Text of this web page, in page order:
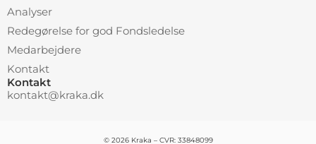
Analyser
Redegørelse for god Fondsledelse
Medarbejdere
Kontakt
Kontakt
kontakt@kraka.dk
© 2026 Kraka – CVR: 33848099